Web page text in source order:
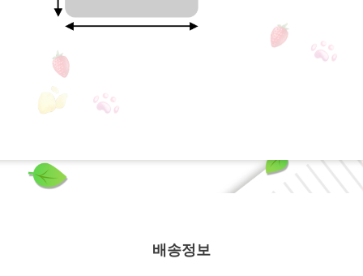
배송정보